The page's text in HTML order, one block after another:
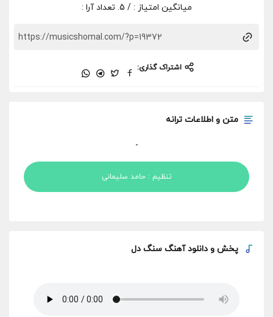
میانگین امتیاز : / 5. تعداد آرا :
اشتراک گذاری:
متن و اطلاعات ترانه
-
تنظیم : حامد سلیمانی
پخش و دانلود آهنگ سنگ دل